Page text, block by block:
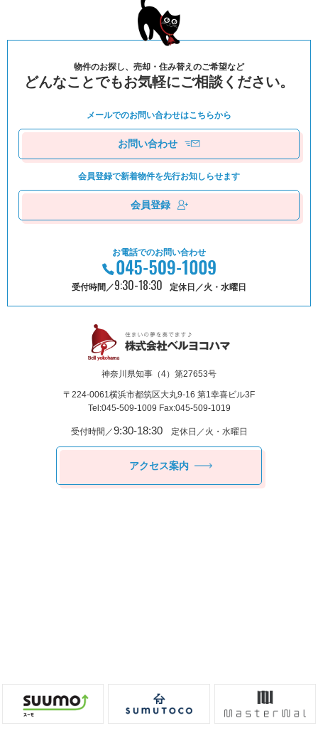
物件のお探し、売却・住み替えのご希望など
どんなことでもお気軽にご相談ください。
メールでのお問い合わせはこちらから
お問い合わせ
会員登録で新着物件を先⾏お知しらせます
会員登録
お電話でのお問い合わせ
受付時間／9:30-18:30 定休日／火・水曜日
神奈川県知事（4）第27653号
〒224-0061横浜市都筑区⼤丸9-16 第1幸喜ビル3F
Tel:045-509-1009 Fax:045-509-1019
受付時間／9:30-18:30定休日／火・水曜日
アクセス案内